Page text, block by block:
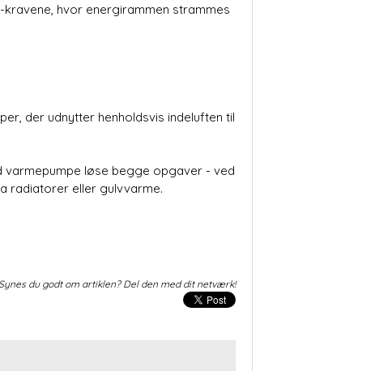
hvor energi­rammen strammes
der udnytter henholdsvis indeluften til
varmepumpe løse begge opgaver - ved
radiatorer eller gulv­varme.
du godt om artiklen? Del den med dit netværk!